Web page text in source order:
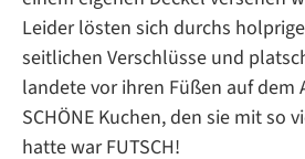
Leider lösten sich durchs
seitlichen Verschlüsse und
landete vor ihren Füßen auf dem
SCHÖNE Kuchen, den sie mit so
hatte war FUTSCH!